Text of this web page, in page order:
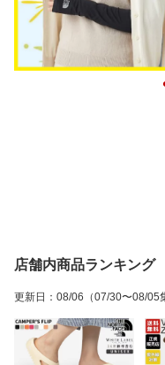
店舗内商品ランキング
更新日 ： 08/06 （07/30〜08/05